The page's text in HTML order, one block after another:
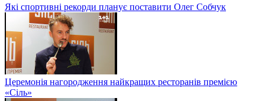
Які спортивні рекорди планує поставити Олег Собчук
Церемонія нагородження найкращих ресторанів премією
«Сіль»